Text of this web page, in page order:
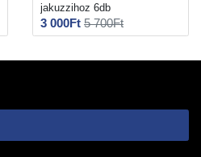
jakuzzihoz 6db
3 000Ft 5 700Ft